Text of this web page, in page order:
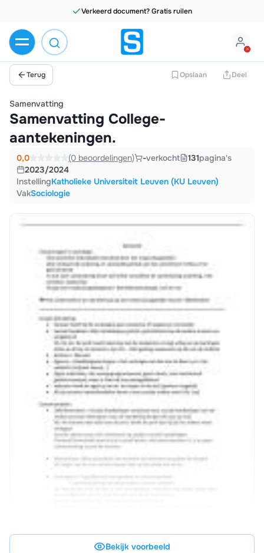
Verkeerd document? Gratis ruilen
Terug Opslaan Deel
Samenvatting
Samenvatting College-
aantekeningen.
0,0 (0 beoordelingen) -verkocht 131pagina's
2023/2024
InstellingKatholieke Universiteit Leuven (KU Leuven)
VakSociologie
Bekijk voorbeeld